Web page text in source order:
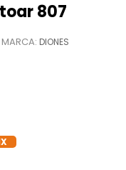
807
DIONES